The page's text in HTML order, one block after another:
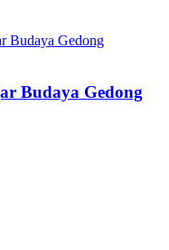
Budaya Gedong